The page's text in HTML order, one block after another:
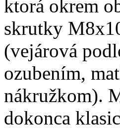
ktorá okrem
skrutky
(vejárová
ozubením,
nákružkom).
dokonca